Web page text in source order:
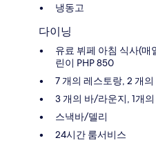
냉동고
다이닝
유료 뷔페 아침 식사(매
린이 PHP 850
7 개의 레스토랑, 2 개
3 개의 바/라운지, 1개
스낵바/델리
24시간 룸서비스